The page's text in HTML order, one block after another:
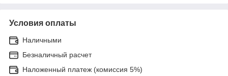
Условия оплаты
Наличными
Безналичный расчет
Наложенный платеж (комиссия 5%)